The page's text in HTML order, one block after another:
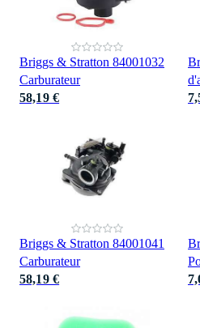
Briggs & Stratton 84001032
Carburateur
58,19 €
Briggs & Stratton 84001041
Carburateur
58,19 €